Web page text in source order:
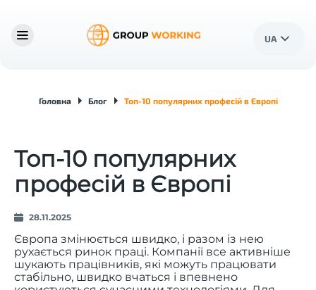
UA
Головна Блог Топ-10 популярних професій в Європі
Топ-10 популярних
професій в Європі
28.11.2025
Європа змінюється швидко, і разом із нею
рухається ринок праці. Компанії все активніше
шукають працівників, які можуть працювати
стабільно, швидко вчаться і впевнено